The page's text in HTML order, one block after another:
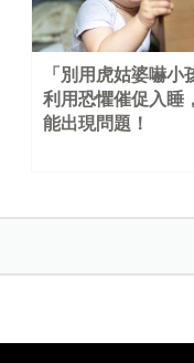
「別用虎姑婆嚇小
利用恐懼催促入睡
能出現問題！